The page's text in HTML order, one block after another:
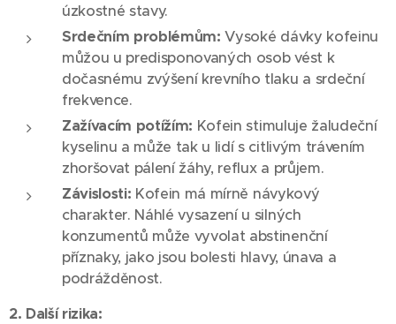
úzkostné stavy.
Srdečním problémům: Vysoké dávky kofeinu
můžou u predisponovaných osob vést k
dočasnému zvýšení krevního tlaku a srdeční
frekvence.
Zažívacím potížím: Kofein stimuluje žaludeční
kyselinu a může tak u lidí s citlivým trávením
zhoršovat pálení žáhy, reflux a průjem.
Závislosti: Kofein má mírně návykový
charakter. Náhlé vysazení u silných
konzumentů může vyvolat abstinenční
příznaky, jako jsou bolesti hlavy, únava a
podrážděnost.
2. Další rizika: